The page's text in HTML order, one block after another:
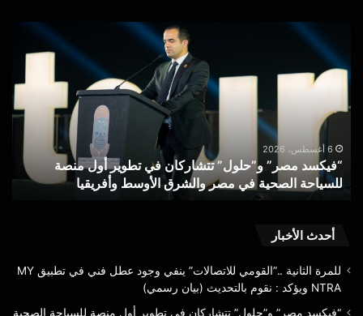
مصر”
و”حلول”
تتشاركان
تطوير
منصة
للسياحة
الصحية
والشرق
وأفريقيا
6 أغسطس، 2026
“فيكسد مصر” و”حلول” تتشاركان في تطوير أول منصة
للسياحة الصحية في مصر والشرق الأوسط وأفريقيا
أحدث الأخبار
للمرة الثانية ..”القومي للاتصالات” ينفي وجود عطل فني في تطبيق MY
NTRA ويؤكد : نقوم بالتحديث (بيان رسمي)
“فيكسد مصر” و”حلول” تتشاركان في تطوير أول منصة للسياحة الصحية